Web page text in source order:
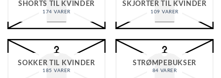
SHORTS TIL KVINDER
174 VARER
SKJORTER TIL KVINDER
109 VARER
SOKKER TIL KVINDER
185 VARER
STRØMPEBUKSER
84 VARER